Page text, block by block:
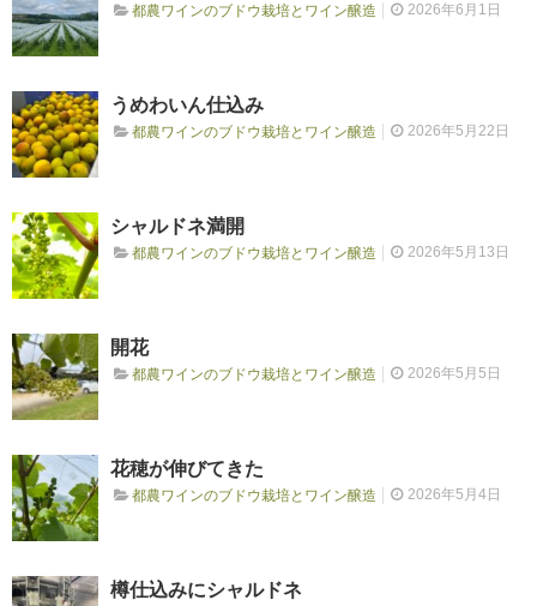
お問い合わせ
求人情報
DATA
都農ワインのブドウ栽培とワイン醸造 2026年6月1日
うめわいん仕込み
都農ワインのブドウ栽培とワイン醸造 2026年5月22日
シャルドネ満開
都農ワインのブドウ栽培とワイン醸造 2026年5月13日
開花
都農ワインのブドウ栽培とワイン醸造 2026年5月5日
花穂が伸びてきた
都農ワインのブドウ栽培とワイン醸造 2026年5月4日
樽仕込みにシャルドネ